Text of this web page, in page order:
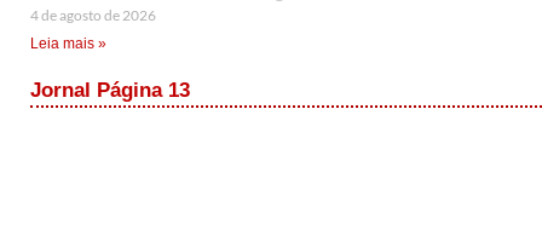
4 de agosto de 2026
Leia mais »
Jornal Página 13